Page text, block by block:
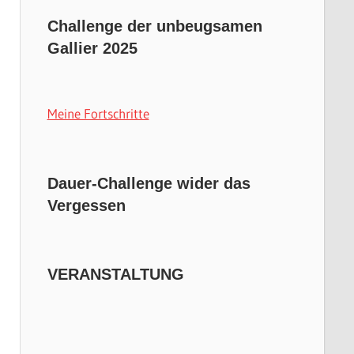
Challenge der unbeugsamen
Gallier 2025
Meine Fortschritte
Dauer-Challenge wider das
Vergessen
VERANSTALTUNG